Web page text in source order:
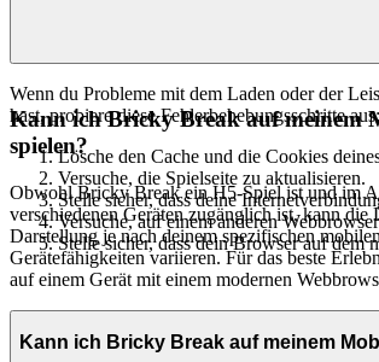
Wenn du Probleme mit dem Laden oder der
hast, probiere diese Fehlerbehebungsschritte aus:
Lösche den Cache und die Cookies
Versuche, die Spielseite zu aktualisieren.
Stelle sicher, dass deine
Versuche, auf einem anderen
Stelle sicher, dass dein Browser auf dem
Kann ich Bricky Break auf meinem
spielen?
Obwohl Bricky Break ein H5-Spiel ist und im
verschiedenen Geräten zugänglich ist, kann die
Darstellung je nach deinem spezifischen
Gerätefähigkeiten variieren. Für das beste
auf einem Gerät mit einem modernen
Kann ich Bricky Break auf meinem